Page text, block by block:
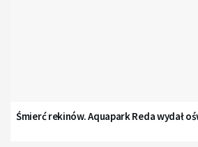
Śmierć rekinów. Aquapark Reda wydał